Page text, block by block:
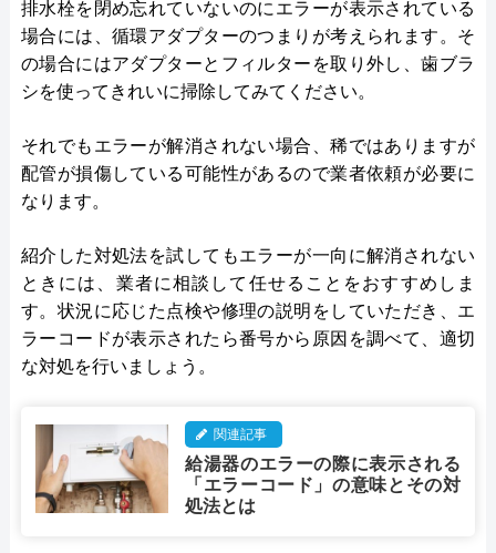
排水栓を閉め忘れていないのにエラーが表示されている
場合には、循環アダプターのつまりが考えられます。そ
の場合にはアダプターとフィルターを取り外し、歯ブラ
シを使ってきれいに掃除してみてください。
それでもエラーが解消されない場合、稀ではありますが
配管が損傷している可能性があるので業者依頼が必要に
なります。
紹介した対処法を試してもエラーが一向に解消されない
ときには、業者に相談して任せることをおすすめしま
す。状況に応じた点検や修理の説明をしていただき、エ
ラーコードが表示されたら番号から原因を調べて、適切
な対処を行いましょう。
関連記事
給湯器のエラーの際に表示される
「エラーコード」の意味とその対
処法とは